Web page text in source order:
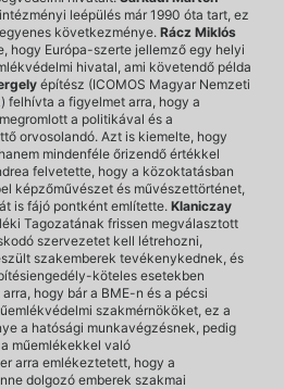
leépülés már 1990 óta tart, ez
következménye. Rácz Miklós
hogy Európa-szerte jellemző egy helyi
hivatal, ami követendő példa
építész (ICOMOS Magyar Nemzeti
felhívta a figyelmet arra, hogy a
a politikával és a
orvosolandó. Azt is kiemelte, hogy
mindenféle őrizendő értékkel
felvetette, hogy a közoktatásban
képzőművészet és művészettörténet,
is fájó pontként említette. Klaniczay
Tagozatának frissen megválasztott
szervezetet kell létrehozni,
szakemberek tevékenykednek, és
köteles esetekben
hogy bár a BME-n és a pécsi
szakmérnököket, ez a
a hatósági munkavégzésnek, pedig
műemlékekkel való
arra emlékeztetett, hogy a
dolgozó emberek szakmai